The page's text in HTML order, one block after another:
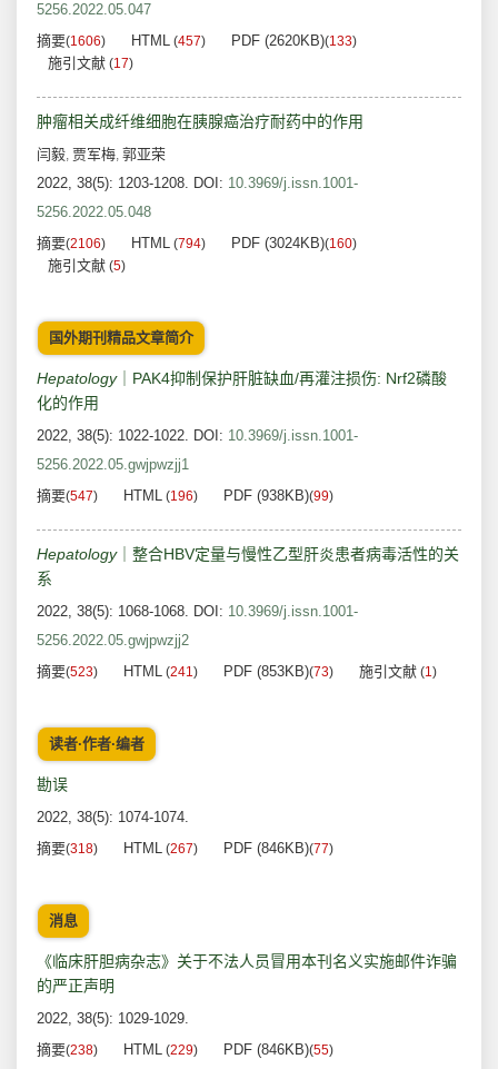
5256.2022.05.047
摘要(1606) HTML (457) PDF (2620KB)(133)
施引文献 (17)
肿瘤相关成纤维细胞在胰腺癌治疗耐药中的作用
闫毅, 贾军梅, 郭亚荣
2022, 38(5): 1203-1208. DOI: 10.3969/j.issn.1001-
5256.2022.05.048
摘要(2106) HTML (794) PDF (3024KB)(160)
施引文献 (5)
国外期刊精品文章简介
Hepatology｜PAK4抑制保护肝脏缺血/再灌注损伤: Nrf2磷酸
化的作用
2022, 38(5): 1022-1022. DOI: 10.3969/j.issn.1001-
5256.2022.05.gwjpwzjj1
摘要(547) HTML (196) PDF (938KB)(99)
Hepatology｜整合HBV定量与慢性乙型肝炎患者病毒活性的关
系
2022, 38(5): 1068-1068. DOI: 10.3969/j.issn.1001-
5256.2022.05.gwjpwzjj2
摘要(523) HTML (241) PDF (853KB)(73) 施引文献 (1)
读者·作者·编者
勘误
2022, 38(5): 1074-1074.
摘要(318) HTML (267) PDF (846KB)(77)
消息
《临床肝胆病杂志》关于不法人员冒用本刊名义实施邮件诈骗
的严正声明
2022, 38(5): 1029-1029.
摘要(238) HTML (229) PDF (846KB)(55)